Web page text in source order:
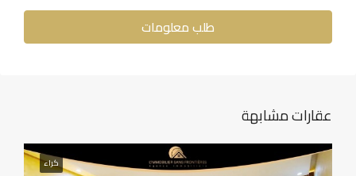
طلب معلومات
عقارات مشابهة
كراء